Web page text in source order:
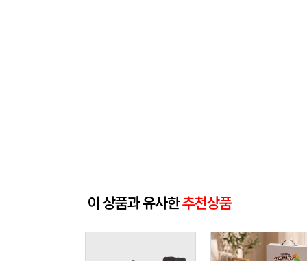
이 상품과 유사한추천상품